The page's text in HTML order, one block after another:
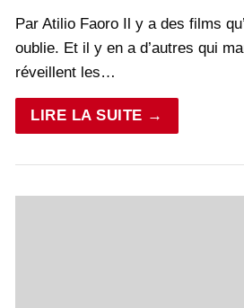
Par Atilio Faoro Il y a des films
oublie. Et il y en a d’autres qui
réveillent les…
LIRE LA SUITE →